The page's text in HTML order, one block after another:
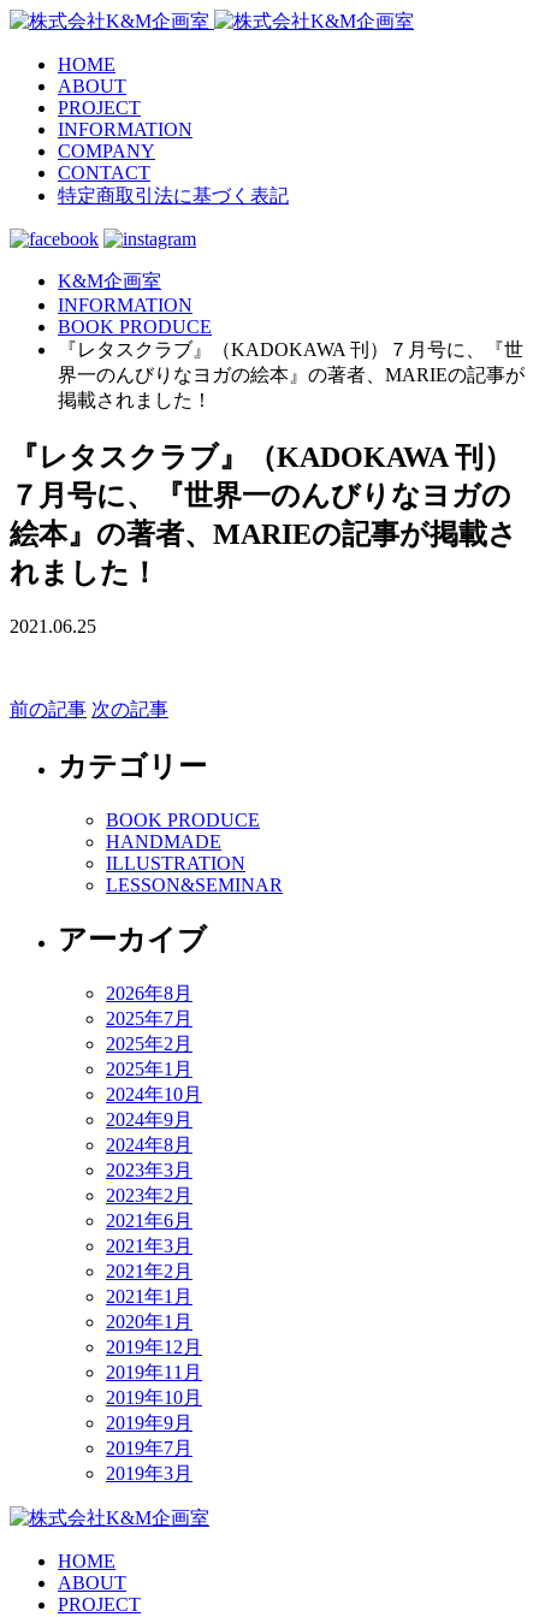
HOME
ABOUT
PROJECT
INFORMATION
COMPANY
CONTACT
特定商取引法に基づく表記
K&M企画室
INFORMATION
BOOK PRODUCE
『レタスクラブ』（KADOKAWA 刊）７月号に、『世
界一のんびりなヨガの絵本』の著者、MARIEの記事が
掲載されました！
『レタスクラブ』（KADOKAWA 刊）
７月号に、『世界一のんびりなヨガの
絵本』の著者、MARIEの記事が掲載さ
れました！
2021.06.25
前の記事 次の記事
カテゴリー
BOOK PRODUCE
HANDMADE
ILLUSTRATION
LESSON&SEMINAR
アーカイブ
2026年8月
2025年7月
2025年2月
2025年1月
2024年10月
2024年9月
2024年8月
2023年3月
2023年2月
2021年6月
2021年3月
2021年2月
2021年1月
2020年1月
2019年12月
2019年11月
2019年10月
2019年9月
2019年7月
2019年3月
HOME
ABOUT
PROJECT